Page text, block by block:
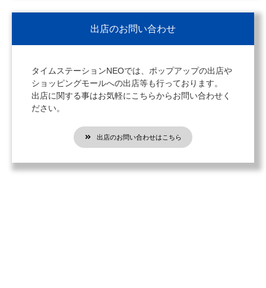
出店のお問い合わせ
タイムステーションNEOでは、ポップアップの出店や
ショッピングモールへの出店等も行っております。
出店に関する事はお気軽にこちらからお問い合わせく
ださい。
出店のお問い合わせはこちら